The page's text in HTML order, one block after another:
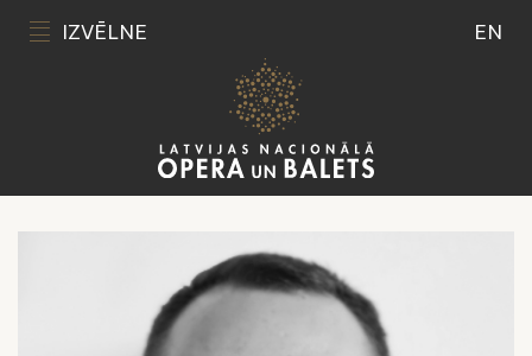
IZVĒLNE EN